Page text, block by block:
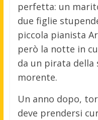
perfetta: un
due figlie
piccola pianista
però la notte in
da un pirata della
morente.
Un anno dopo,
deve prendersi